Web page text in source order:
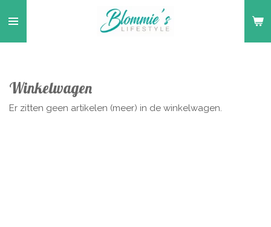
direct
naar
Winkelwagen
Er zitten geen artikelen (meer) in de winkelwagen.